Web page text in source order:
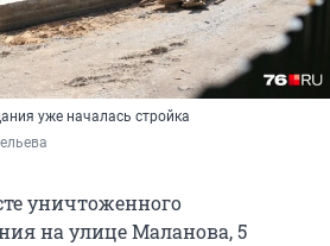
уже началась стройка
уничтоженного
на улице Маланова, 5